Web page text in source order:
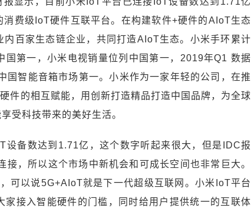
消费级 IoT硬件互联平台。在构建软件+硬件的AIoT生态
百家生态链企业，共同打造AIoT生态。小米手环累计
第一，小米电视销量位列中国第一， 2019年Q1 数据
国智能音箱市场第一。小米作为一家年轻的公司，在推
硬件的相互赋能，用创新打造精品打造中国品牌，为全球
受科技带来的美好生活。
设备数达到 1.71亿，这个数字听起来很大，但是 IDC报
接，所以这个市场中新机会和可成长空间也非常巨大。
可以说5G+AIoT就是下一代超级互联网。小米 IoT平台
接入智能硬件的门槛，同时给用户提供统一的互联体